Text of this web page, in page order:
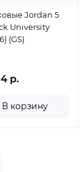
Jordan 5
University
(GS)
р.
В корзину